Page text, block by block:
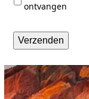
ontvangen
Verzenden